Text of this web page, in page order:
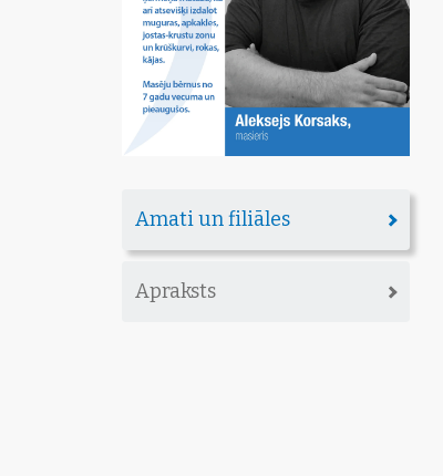
Amati un filiāles
Apraksts